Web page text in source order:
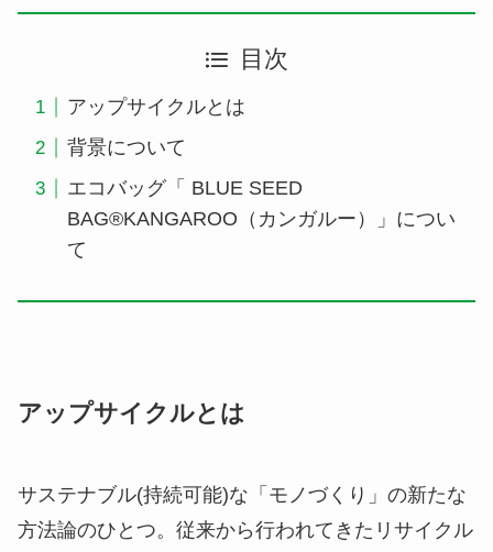
目次
アップサイクルとは
背景について
エコバッグ「 BLUE SEED
BAG®KANGAROO（カンガルー）」につい
て
アップサイクルとは
サステナブル(持続可能)な「モノづくり」の新たな
方法論のひとつ。従来から行われてきたリサイクル